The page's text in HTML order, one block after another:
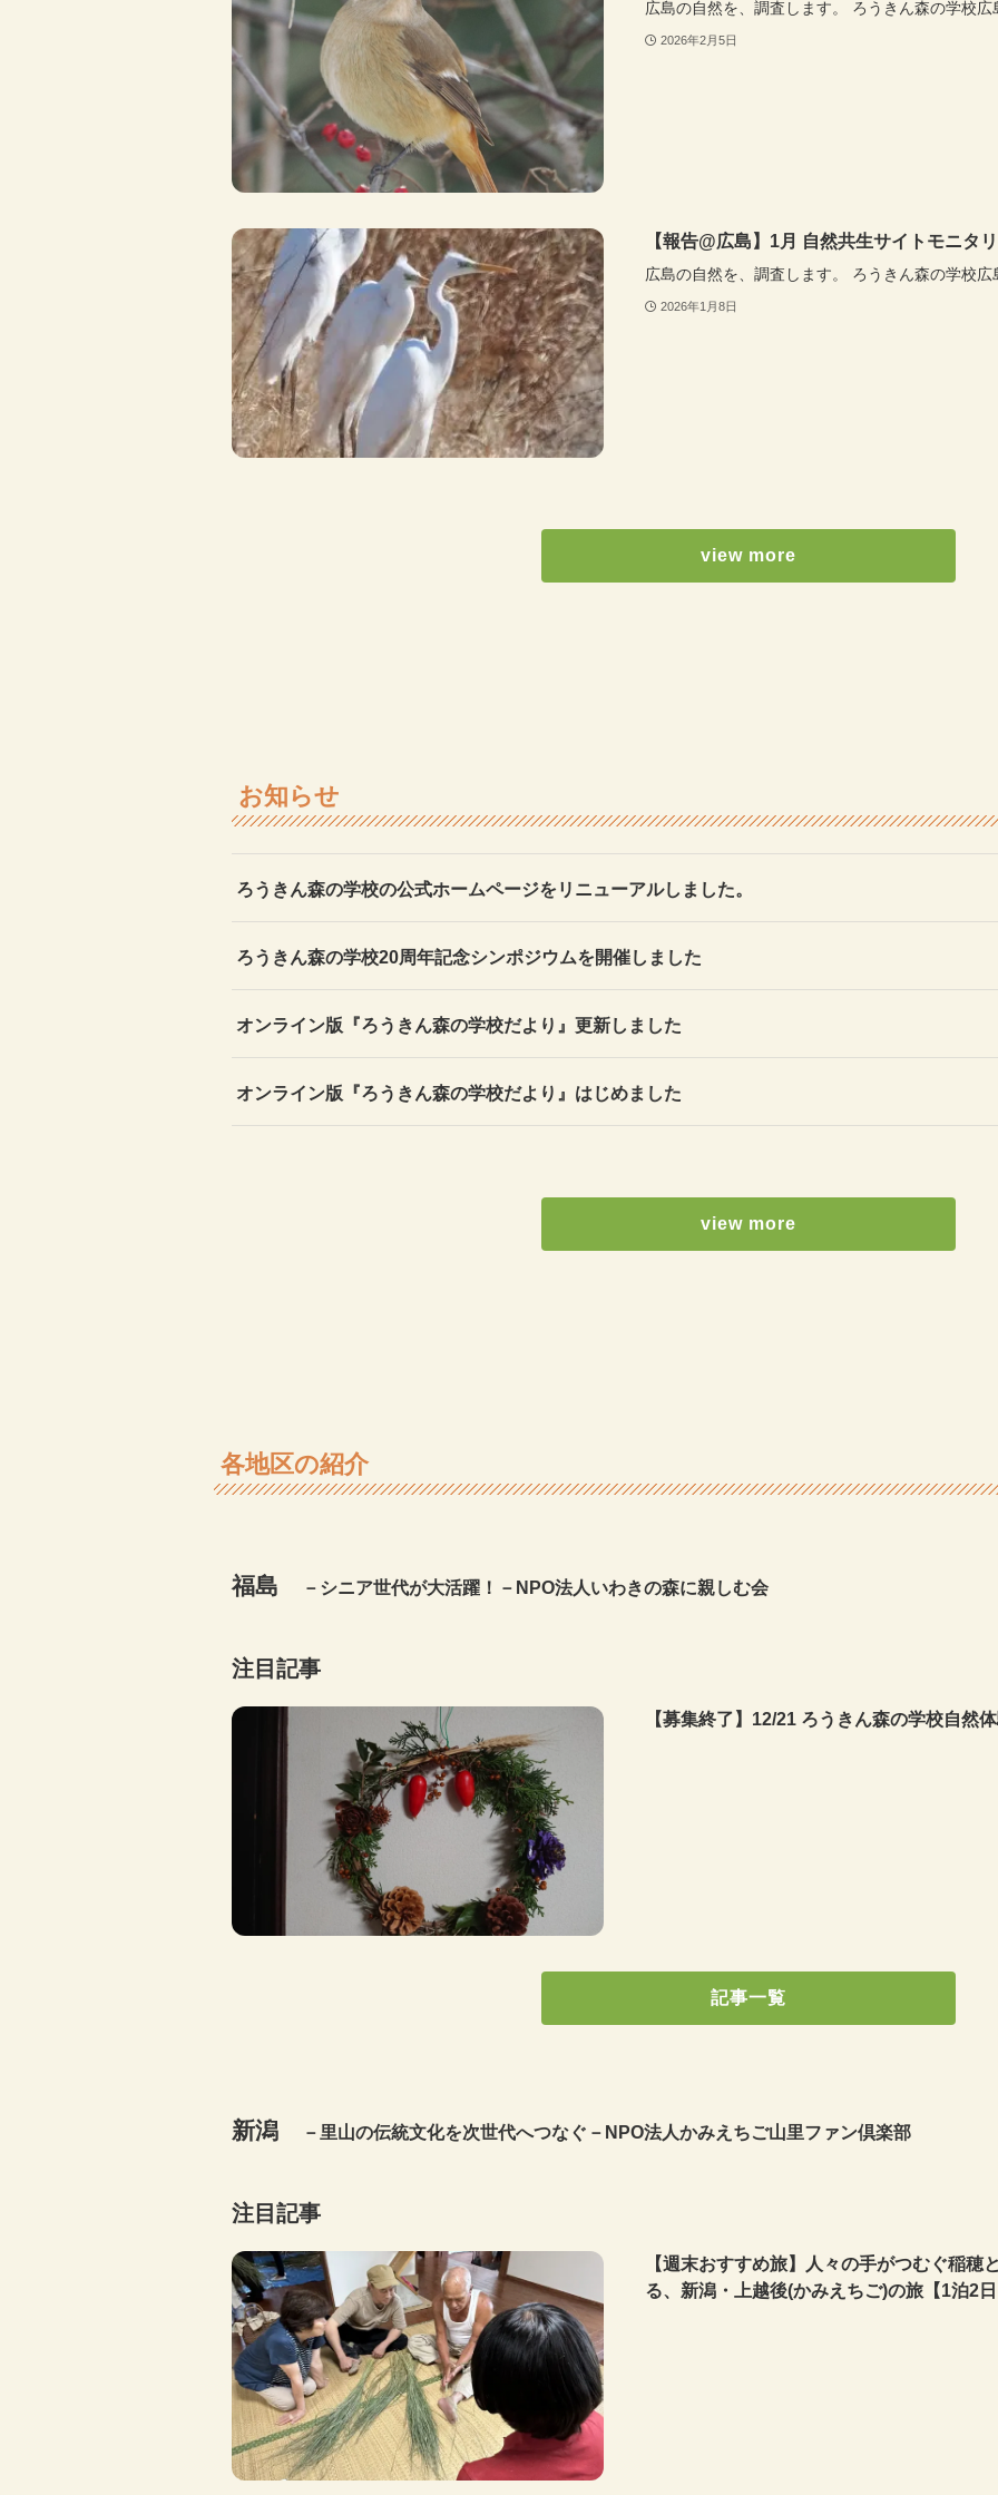
広島の自然を、調査します。 ろうきん森の学校
2026年2月5日
【報告@広島】1月 自然共生サイトモニタ
広島の自然を、調査します。 ろうきん森の学校
2026年1月8日
view more
お知らせ
ろうきん森の学校の公式ホームページをリニューアルしました。
ろうきん森の学校20周年記念シンポジウムを開催しました
オンライン版『ろうきん森の学校だより』更新しました
オンライン版『ろうきん森の学校だより』はじめました
view more
各地区の紹介
福島 －シニア世代が大活躍！－ NPO法人いわきの森に親しむ会
注目記事
【募集終了】12/21 ろうきん森の学校自然
記事一覧
新潟 －里山の伝統文化を次世代へつなぐ－ NPO法人かみえちご山里ファン倶楽部
注目記事
【週末おすすめ旅】人々の手がつむぐ稲穂
る、新潟・上越後(かみえちご)の旅【1泊2日